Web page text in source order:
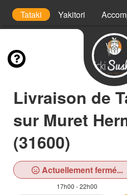
Tataki Yakitori
Livraison de
sur Muret
(31600)
Actuellement fermé...
17h00 - 22h00